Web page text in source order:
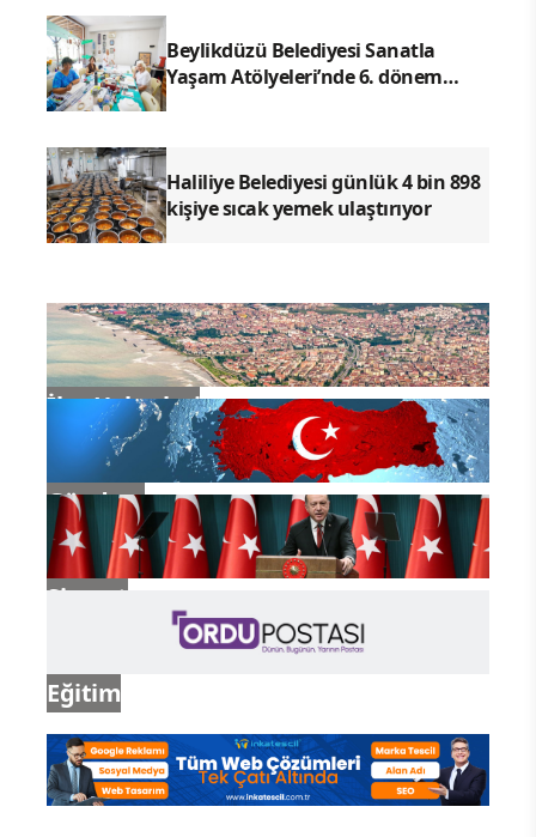
Beylikdüzü Belediyesi Sanatla
Yaşam Atölyeleri’nde 6. dönem
Haliliye Belediyesi günlük 4 bin 898
kişiye sıcak yemek ulaştırıyor
İlçe Haberleri
Gündem
Siyaset
Eğitim